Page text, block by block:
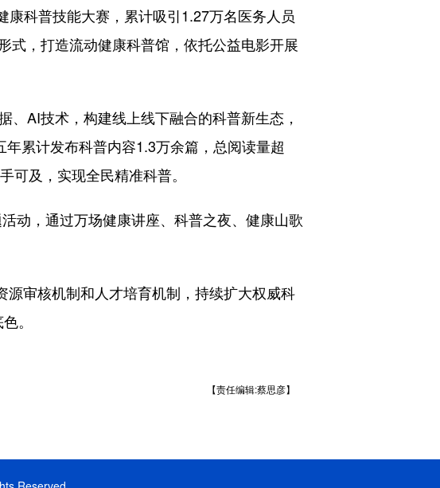
科普技能大赛，累计吸引1.27万名医务人员
式，打造流动健康科普馆，依托公益电影开展
AI技术，构建线上线下融合的科普新生态，
年累计发布科普内容1.3万余篇，总阅读量超
及，实现全民精准科普。
，通过万场健康讲座、科普之夜、健康山歌
审核机制和人才培育机制，持续扩大权威科
。
【责任编辑:蔡思彦】